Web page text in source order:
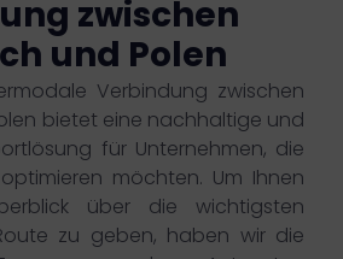
zwischen
und Polen
Verbindung zwischen
bietet eine nachhaltige und
für Unternehmen, die
möchten. Um Ihnen
über die wichtigsten
zu geben, haben wir die